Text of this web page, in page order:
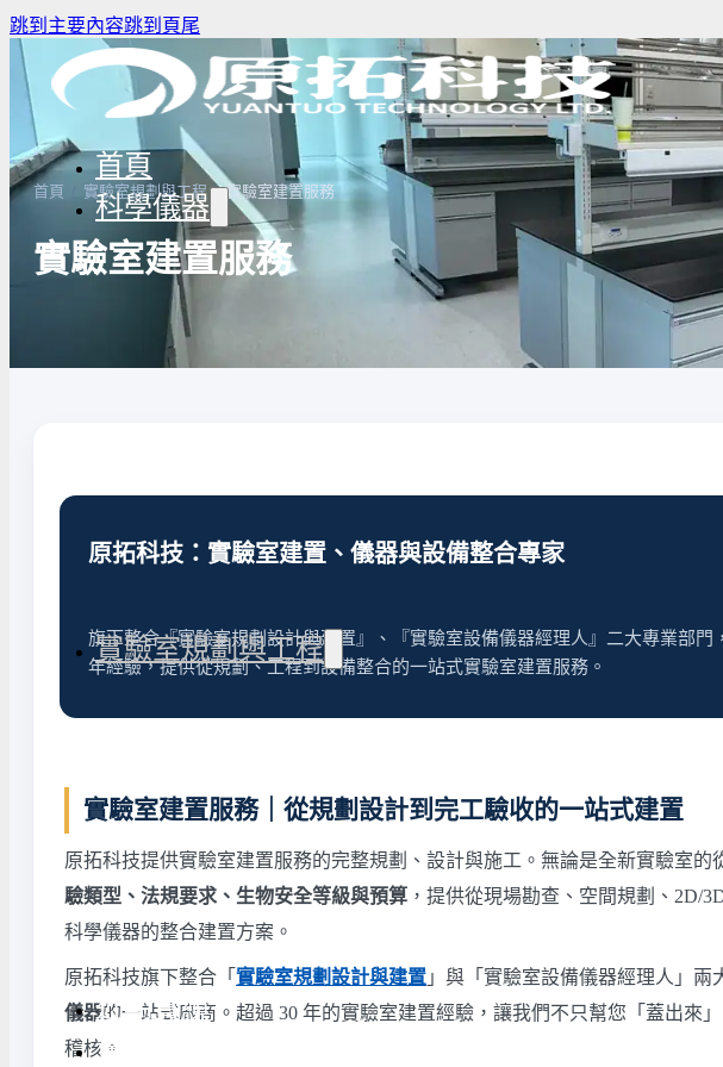
跳到主要內容跳到頁尾
首頁
科學儀器
溫循環裝置
捕捉器 | 浸入式冷卻器 科學儀器經理人服務
實驗室規劃與工程
地板鋪設工程
天花板工程
隔間工程
環境汙染防治工程設備
實驗室配件與無塵室設備
近期實績
實驗室指南
首頁 實驗室規劃與工程 / 實驗室建置服務
實驗室建置服務
原拓科技：實驗室建置、儀器與設備整合專家
旗下整合『實驗室規劃設計與建置』、『實驗室設備儀器經理人』二大專業部門
年經驗，提供從規劃、工程到設備整合的一站式實驗室建置服務。
實驗室建置服務｜從規劃設計到完工驗收的一站式建置
原拓科技提供實驗室建置服務的完整規劃、設計與施工。無論是全新實驗室
驗類型、法規要求、生物安全等級與預算 ，提供從現場勘查、空間規劃、2D/
科學儀器的整合建置方案。
原拓科技旗下整合「 實驗室規劃設計與建置 」與「實驗室設備儀器經理人」兩
儀器的一站式廠商。超過 30 年的實驗室建置經驗，讓我們不只幫您「蓋出來
稽核。